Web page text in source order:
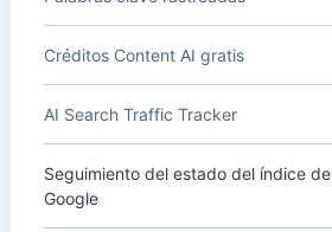
Créditos Content AI gratis
AI Search Traffic Tracker
Seguimiento del estado del índice de
Google